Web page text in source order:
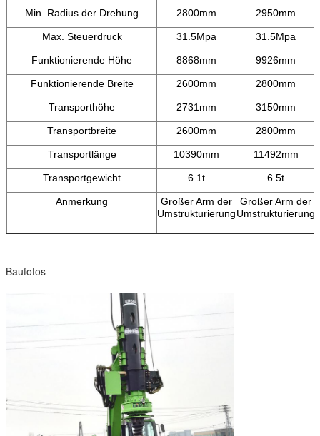
Min. Radius der Drehung 2800mm 2950mm
Max. Steuerdruck 31.5Mpa 31.5Mpa
Funktionierende Höhe 8868mm 9926mm
Funktionierende Breite 2600mm 2800mm
Transporthöhe 2731mm 3150mm
Transportbreite 2600mm 2800mm
Transportlänge 10390mm 11492mm
Transportgewicht 6.1t 6.5t
Anmerkung
Großer Arm der
Umstrukturierung
Großer Arm der
Umstrukturierung
Baufotos